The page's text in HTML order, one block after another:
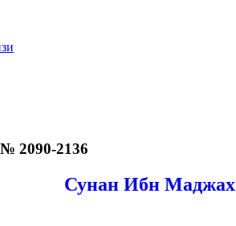
2090-2136
Сунан Ибн Маджах